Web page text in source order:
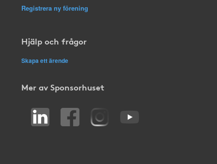
Registrera ny förening
Hjälp och frågor
Skapa ett ärende
Mer av Sponsorhuset